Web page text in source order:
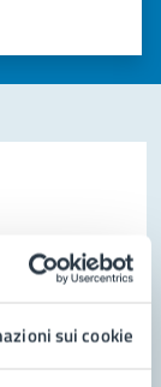
sui cookie
chiarezza delle